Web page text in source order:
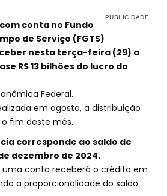
conta no Fundo
de Serviço (FGTS)
nesta terça-feira (29) a
R$ 13 bilhões do lucro do
Federal.
em agosto, a distribuição
fim deste mês.
corresponde ao saldo de
dezembro de 2024.
conta receberá o crédito em
a proporcionalidade do saldo.